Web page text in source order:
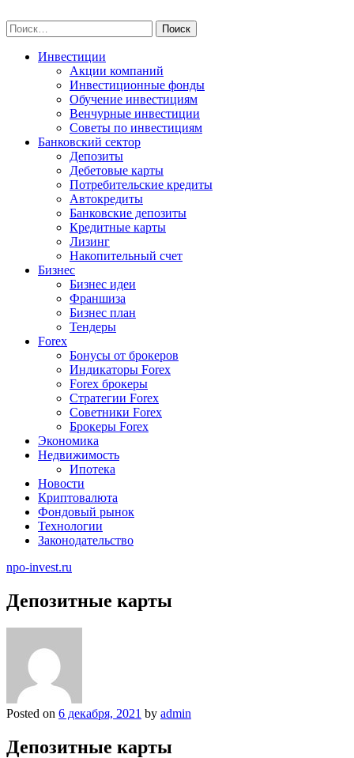
to
content
Найти:
Инвестиции
Акции компаний
Инвестиционные фонды
Обучение инвестициям
Венчурные инвестиции
Советы по инвестициям
Банковский сектор
Депозиты
Дебетовые карты
Потребительские кредиты
Автокредиты
Банковские депозиты
Кредитные карты
Лизинг
Накопительный счет
Бизнес
Бизнес идеи
Франшиза
Бизнес план
Тендеры
Forex
Бонусы от брокеров
Индикаторы Forex
Forex брокеры
Стратегии Forex
Советники Forex
Брокеры Forex
Экономика
Недвижимость
Ипотека
Новости
Криптовалюта
Фондовый рынок
Технологии
Законодательство
npo-invest.ru
Депозитные карты
Posted on 6 декабря, 2021 by admin
Депозитные карты